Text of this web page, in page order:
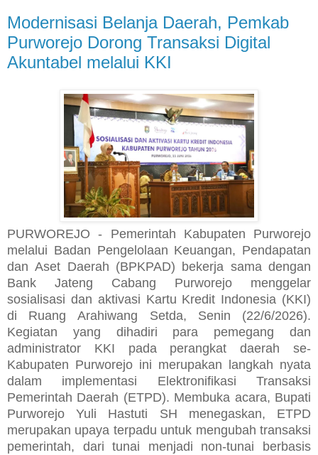
Modernisasi Belanja Daerah, Pemkab
Purworejo Dorong Transaksi Digital
Akuntabel melalui KKI
PURWOREJO - Pemerintah Kabupaten Purworejo
melalui Badan Pengelolaan Keuangan, Pendapatan
dan Aset Daerah (BPKPAD) bekerja sama dengan
Bank Jateng Cabang Purworejo menggelar
sosialisasi dan aktivasi Kartu Kredit Indonesia (KKI)
di Ruang Arahiwang Setda, Senin (22/6/2026).
Kegiatan yang dihadiri para pemegang dan
administrator KKI pada perangkat daerah se-
Kabupaten Purworejo ini merupakan langkah nyata
dalam implementasi Elektronifikasi Transaksi
Pemerintah Daerah (ETPD). Membuka acara, Bupati
Purworejo Yuli Hastuti SH menegaskan, ETPD
merupakan upaya terpadu untuk mengubah transaksi
pemerintah, dari tunai menjadi non-tunai berbasis